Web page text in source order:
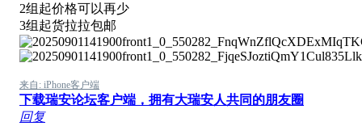
2组起价格可以再少
3组起货拉拉包邮
来自: iPhone客户端
下载瑞安论坛客户端，拥有大瑞安人共同的朋友圈
回复